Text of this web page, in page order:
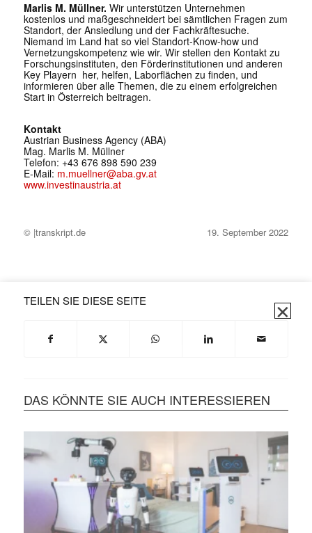
✕
Marlis M. Müllner. Wir unterstützen Unternehmen
kostenlos und maßgeschneidert bei sämtlichen Fragen zum
Standort, der Ansiedlung und der Fachkräftesuche.
Niemand im Land hat so viel Standort-Know-how und
Vernetzungskompetenz wie wir. Wir stellen den Kontakt zu
Forschungsinstituten, den Förderinstitutionen und anderen
Key Playern her, helfen, Laborflächen zu finden, und
informieren über alle Themen, die zu einem erfolgreichen
Start in Österreich beitragen.
Kontakt
Austrian Business Agency (ABA)
Mag. Marlis M. Müllner
Telefon: +43 676 898 590 239
E-Mail: m.muellner@aba.gv.at
www.investinaustria.at
© |transkript.de 19. September 2022
TEILEN SIE DIESE SEITE
DAS KÖNNTE SIE AUCH INTERESSIEREN